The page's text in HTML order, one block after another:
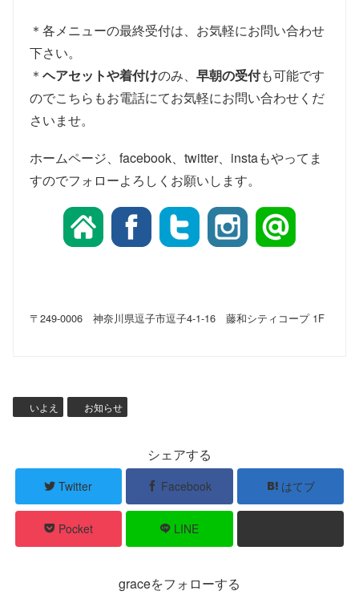
＊各メニューの最終受付は、お気軽にお問い合わせ
下さい。
＊ ヘアセットや着付けのみ、 早朝の受付も可能です
のでこちらもお電話にてお気軽にお問い合わせくだ
さいませ。
ホームページ、facebook、twitter、instaもやってま
すのでフォローよろしくお願いします。
〒249-0006 神奈川県逗子市逗子4-1-16 藤和シティコープ 1F
いよえ お知らせ
シェアする
Twitter Facebook はてブ
Pocket LINE
graceをフォローする